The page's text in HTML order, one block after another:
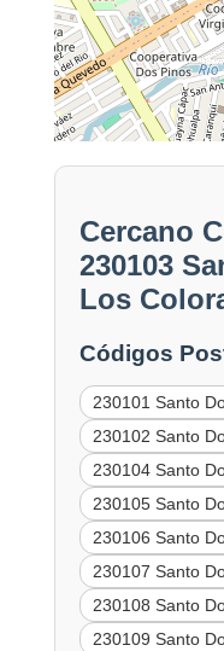
Cercano
230103
Los
Códigos
230101 Santo
230102 Santo
230104 Santo
230105 Santo
230106 Santo
230107 Santo
230108 Santo
230109 Santo